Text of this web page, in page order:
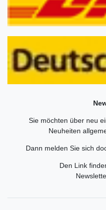
Sie möchten über neu
Neuheiten
Dann melden Sie sich
Den Link